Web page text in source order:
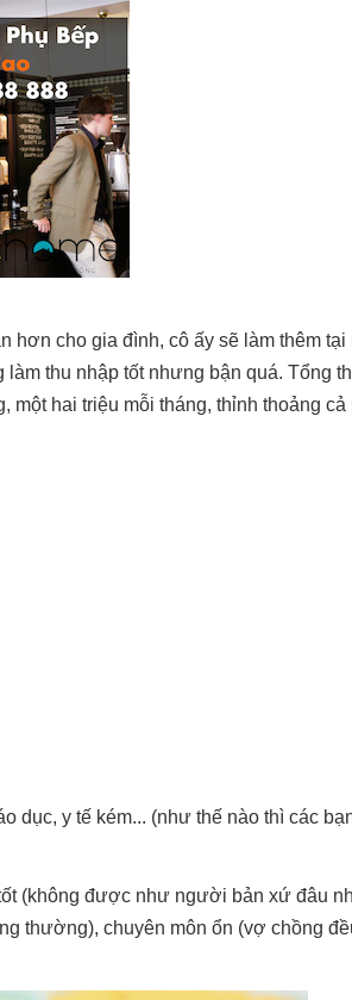
hơn cho gia đình, cô ấy sẽ làm thêm
thu nhập tốt nhưng bận quá. Tổng
một hai triệu mỗi tháng, thỉnh thoảng cả
dục, y tế kém... (như thế nào thì các
(không được như người bản xứ đâu
thường), chuyên môn ổn (vợ chồng